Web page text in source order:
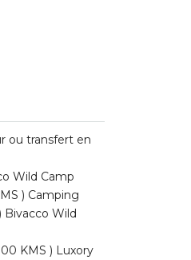
ou transfert en
Wild Camp
) Camping
Bivacco Wild
KMS ) Luxory